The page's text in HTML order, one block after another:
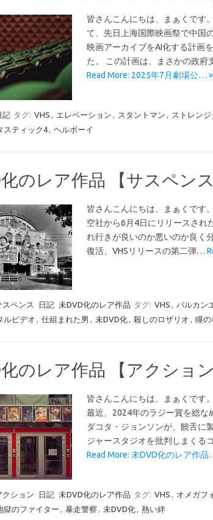
皆さんこんにちは、まぁくです
て、先日上海国際映画祭で中国
映画アーカイブをAI化する計画
た。 この計画は、まさかの政府
Read More: 2025年7月劇場公… »
記 タグ: VHS , エレベーション , スタントマン , ストレン
スティック4, ヘルボーイ
のレア作品 【サスペン
皆さんこんにちは、まぁくです
空社から6月4日にリリースされ
れ行きが良いのか悪いのか良く
復活、VHSリリースの第二弾…
スペンス 日記 未DVD化のレア作品 タグ: VHS , バルカン
ルビデオ , 仕組まれた男 , 未DVD化, 殺しのロザリオ , 瞳の
のレア作品 【アクショ
皆さんこんにちは、まぁくです
最近、2024年のラジー賞を総な
ダコタ・ジョンソンが、饒舌に
ジャースタジオを批判しまくる
Read More: 未DVD化のレア作
クション 日記 未DVD化のレア作品 タグ: VHS , オメガフ
獄のファイター , 暴走警察 , 未DVD化, 熱い絆